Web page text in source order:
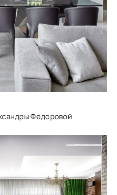
Федоровой